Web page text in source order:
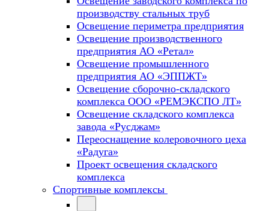
производству стальных труб
Освещение периметра предприятия
Освещение производственного
предприятия АО «Ретал»
Освещение промышленного
предприятия АО «ЭППЖТ»
Освещение сборочно-складского
комплекса ООО «РЕМЭКСПО ЛТ»
Освещение складского комплекса
завода «Русджам»
Переоснащение колеровочного цеха
«Радуга»
Проект освещения складского
комплекса
Спортивные комплексы